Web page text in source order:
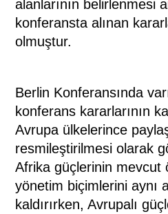
alanlarının belirlenmesi
konferansta alınan
olmuştur.
Berlin Konferansında
konferans kararlarının
Avrupa ülkelerince
resmileştirilmesi olarak
Afrika güçlerinin mevcut
yönetim biçimlerini aynı
kaldırırken, Avrupalı